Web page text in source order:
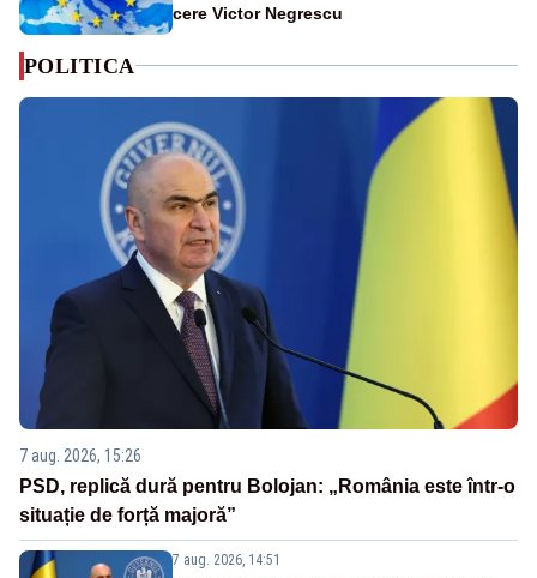
cere Victor Negrescu
POLITICA
7 aug. 2026, 15:26
PSD, replică dură pentru Bolojan: „România este într-o
situație de forță majoră”
7 aug. 2026, 14:51